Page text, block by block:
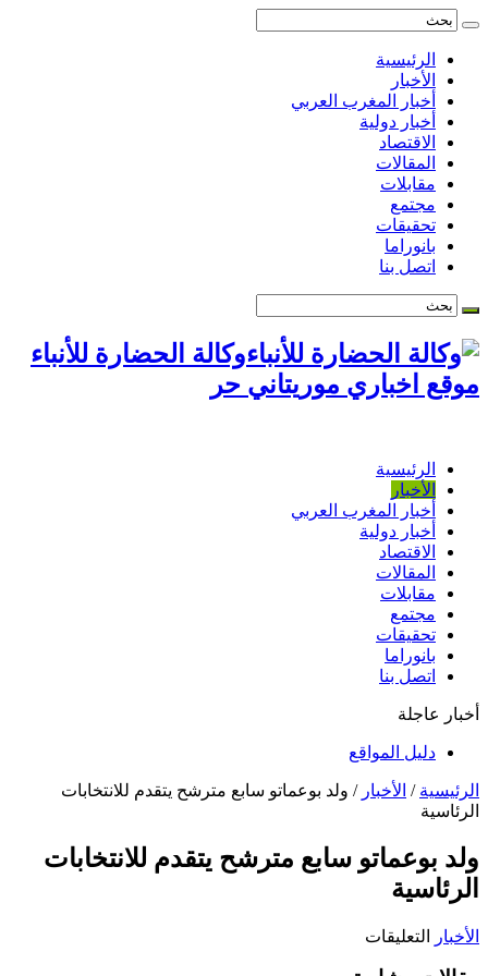
الرئيسية
الأخبار
أخبار المغرب العربي
أخبار دولية
الاقتصاد
المقالات
مقابلات
مجتمع
تحقيقات
بانوراما
اتصل بنا
وكالة الحضارة للأنباء
موقع اخباري موريتاني حر
الرئيسية
الأخبار
أخبار المغرب العربي
أخبار دولية
الاقتصاد
المقالات
مقابلات
مجتمع
تحقيقات
بانوراما
اتصل بنا
أخبار عاجلة
دليل المواقع
الرئيسية / الأخبار / ولد بوعماتو سابع مترشح يتقدم للانتخابات
الرئاسية
ولد بوعماتو سابع مترشح يتقدم للانتخابات
الرئاسية
الأخبار التعليقات